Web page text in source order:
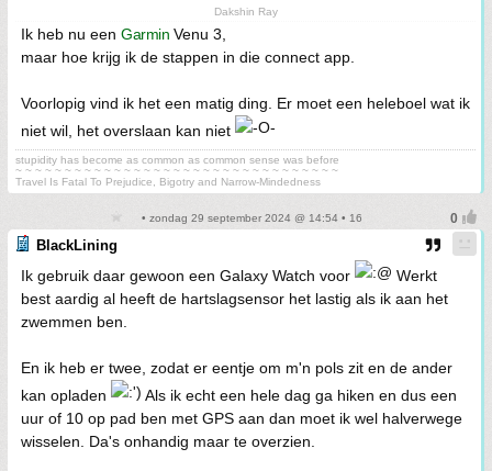
Dakshin Ray
Ik heb nu een Garmin Venu 3,
maar hoe krijg ik de stappen in die connect app.
Voorlopig vind ik het een matig ding. Er moet een heleboel wat ik
niet wil, het overslaan kan niet
stupidity has become as common as common sense was before
~ ~ ~ ~ ~ ~ ~ ~ ~ ~ ~ ~ ~ ~ ~ ~ ~ ~ ~ ~ ~ ~ ~ ~ ~ ~ ~ ~ ~ ~ ~ ~ ~
Travel Is Fatal To Prejudice, Bigotry and Narrow-Mindedness
• zondag 29 september 2024 @ 14:54 • 16
BlackLining
Ik gebruik daar gewoon een Galaxy Watch voor
Werkt
best aardig al heeft de hartslagsensor het lastig als ik aan het
zwemmen ben.
En ik heb er twee, zodat er eentje om m'n pols zit en de ander
kan opladen
Als ik echt een hele dag ga hiken en dus een
uur of 10 op pad ben met GPS aan dan moet ik wel halverwege
wisselen. Da's onhandig maar te overzien.